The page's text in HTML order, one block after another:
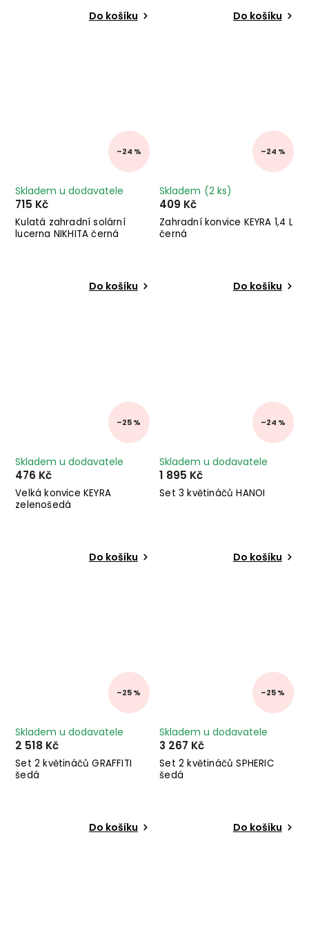
Do košíku Do košíku
–24 %
Kulatá zahradní solární
lucerna NIKHITA černá
Skladem u dodavatele
715 Kč
Do košíku
–24 %
Zahradní konvice KEYRA 1,4 L
černá
Skladem (2 ks)
409 Kč
Do košíku
–25 %
Velká konvice KEYRA
zelenošedá
Skladem u dodavatele
476 Kč
Do košíku
–24 %
Set 3 květináčů HANOI
Skladem u dodavatele
1 895 Kč
Do košíku
–25 %
Set 2 květináčů GRAFFITI
šedá
Skladem u dodavatele
2 518 Kč
Do košíku
–25 %
Set 2 květináčů SPHERIC
šedá
Skladem u dodavatele
3 267 Kč
Do košíku